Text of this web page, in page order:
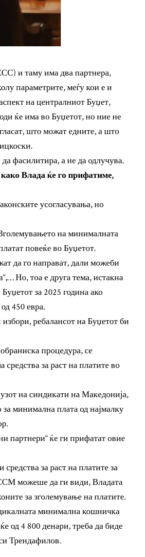
и таму има два партнера,
параметрите, меѓу кои е и
на централниот Буџет,
ќе има во Буџетот, но ние не
што можат едните, а што
фасилитира, а не да одлучува.
Влада ќе го прифатиме,
усогласувања, но
на минималната
повеќе во Буџетот.
да го направат, дали можеби
Но, тоа е друга тема, истакна
за 2025 година ако
450 евра.
ребалансот на Буџетот би
процедура, се
за раст на платите во
на синдикати на Македонија,
минимална плата од најмалку
партнери“ ќе ги прифатат овие
за раст на платите за
можеше да ги види, Владата
за зголемување на платите.
минимална кошничка
од 4 800 денари, треба да биде
Трендафилов.